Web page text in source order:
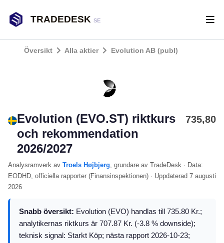
TRADEDESK SE
Översikt Alla aktier Evolution AB (publ)
Evolution (EVO.ST) riktkurs
och rekommendation
2026/2027
735,80
Analysramverk av Troels Højbjerg, grundare av TradeDesk · Data:
EODHD, officiella rapporter (Finansinspektionen) · Uppdaterad 7 augusti
2026
Snabb översikt: Evolution (EVO) handlas till 735.80 Kr.;
analytikernas riktkurs är 707.87 Kr. (-3.8 % downside);
teknisk signal: Starkt Köp; nästa rapport 2026-10-23;